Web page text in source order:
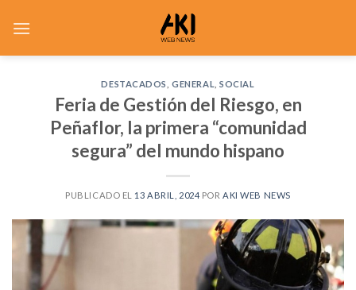
DESTACADOS ,GENERAL ,SOCIAL
Feria de Gestión del Riesgo, en
Peñaflor, la primera “comunidad
segura” del mundo hispano
PUBLICADO EL 13 ABRIL, 2024 POR AKI WEB NEWS